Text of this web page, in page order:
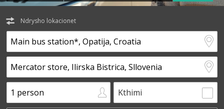
Ndrysho lokacionet
Kthimi